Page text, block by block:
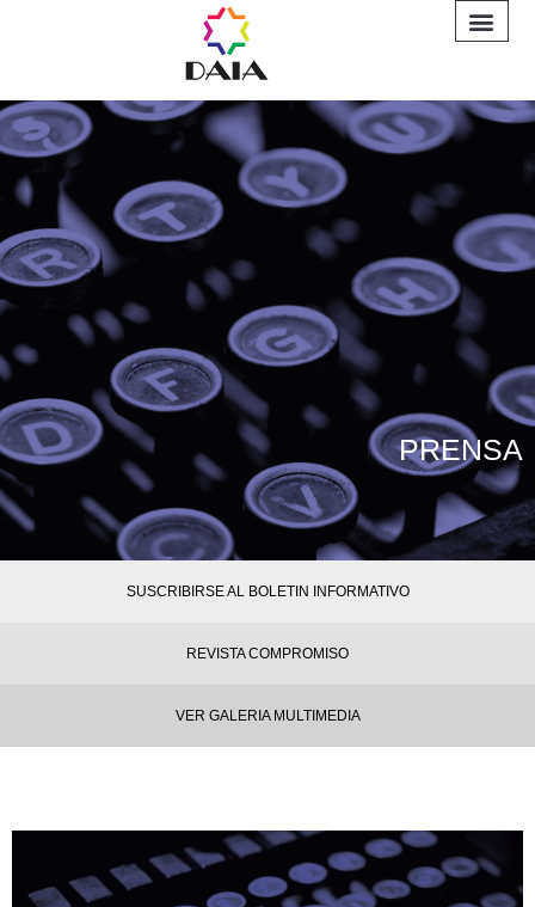
PRENSA
SUSCRIBIRSE AL BOLETIN INFORMATIVO
REVISTA COMPROMISO
VER GALERIA MULTIMEDIA